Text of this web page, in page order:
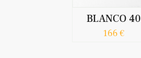
BLANCO 40
166 €